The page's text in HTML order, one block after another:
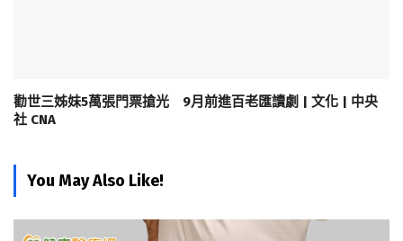
勸世三姊妹5萬張門票搶光 9月前進百老匯讀劇 | 文化 | 中央
社 CNA
You May Also Like!